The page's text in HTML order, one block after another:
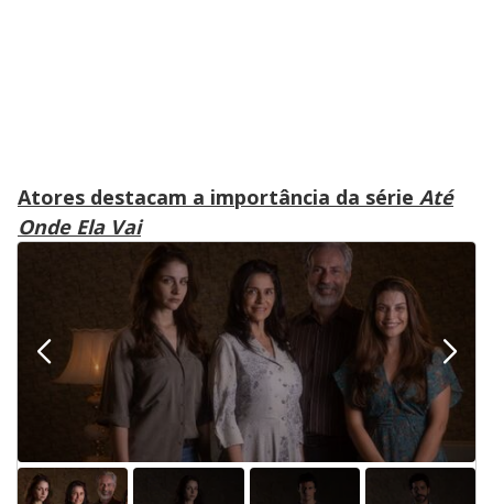
Atores destacam a importância da série Até
Onde Ela Vai